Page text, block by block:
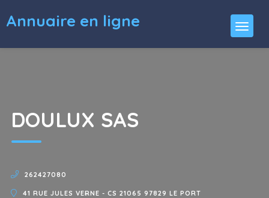
Annuaire en ligne
DOULUX SAS
262427080
41 RUE JULES VERNE - CS 21065 97829 LE PORT